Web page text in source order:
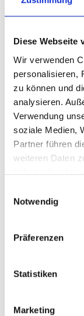
Diese Webseite
Wir verwenden
personalisieren,
zu können und
analysieren.
Verwendung
soziale Medien,
Partner führen
weiteren Daten
haben oder die
Notwendig
Präferenzen
Statistiken
Marketing
Holz